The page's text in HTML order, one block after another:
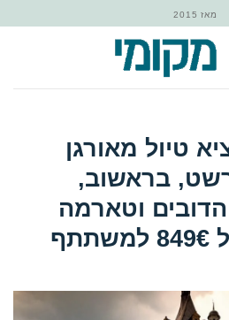
מאז 2015
360 תוציא טיול מאורגן
בראשוב,
וטארמה